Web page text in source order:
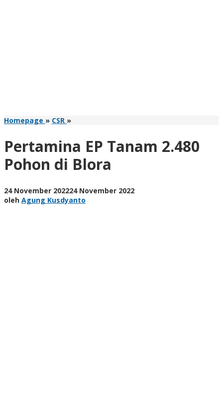
Homepage » CSR »Pertamina
Tanam
2.480
Pohon
di
Pertamina EP Tanam 2.480
Pohon di Blora
24 November 202224 November 2022oleh
oleh Agung Kusdyanto